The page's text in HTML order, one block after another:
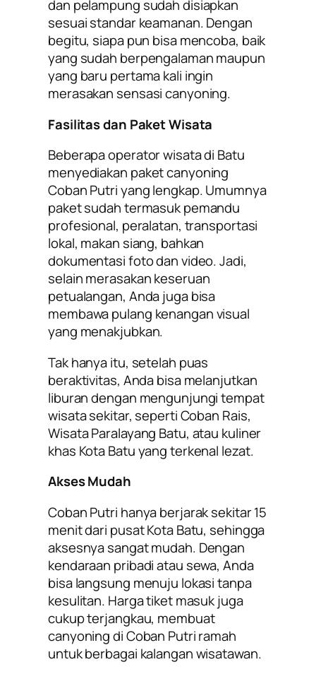
dan pelampung sudah disiapkan
sesuai standar keamanan. Dengan
begitu, siapa pun bisa mencoba, baik
yang sudah berpengalaman maupun
yang baru pertama kali ingin
merasakan sensasi canyoning.
Fasilitas dan Paket Wisata
Beberapa operator wisata di Batu
menyediakan paket canyoning
Coban Putri yang lengkap. Umumnya
paket sudah termasuk pemandu
profesional, peralatan, transportasi
lokal, makan siang, bahkan
dokumentasi foto dan video. Jadi,
selain merasakan keseruan
petualangan, Anda juga bisa
membawa pulang kenangan visual
yang menakjubkan.
Tak hanya itu, setelah puas
beraktivitas, Anda bisa melanjutkan
liburan dengan mengunjungi tempat
wisata sekitar, seperti Coban Rais,
Wisata Paralayang Batu, atau kuliner
khas Kota Batu yang terkenal lezat.
Akses Mudah
Coban Putri hanya berjarak sekitar 15
menit dari pusat Kota Batu, sehingga
aksesnya sangat mudah. Dengan
kendaraan pribadi atau sewa, Anda
bisa langsung menuju lokasi tanpa
kesulitan. Harga tiket masuk juga
cukup terjangkau, membuat
canyoning di Coban Putri ramah
untuk berbagai kalangan wisatawan.